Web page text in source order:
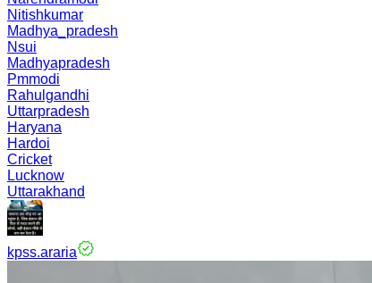
Nitishkumar
Madhya_pradesh
Nsui
Madhyapradesh
Pmmodi
Rahulgandhi
Uttarpradesh
Haryana
Hardoi
Cricket
Lucknow
Uttarakhand
kpss.araria